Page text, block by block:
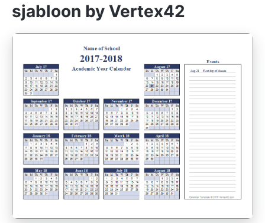
sjabloon by Vertex42